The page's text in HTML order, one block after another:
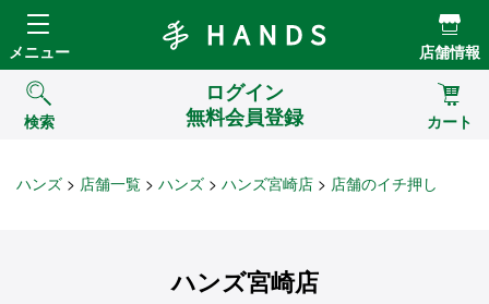
Hands ハンズ
メニュー 店舗情報
検索
ログイン
無料会員登録
カート
ハンズ 店舗一覧 ハンズ ハンズ宮崎店 店舗のイチ押し
ハンズ宮崎店